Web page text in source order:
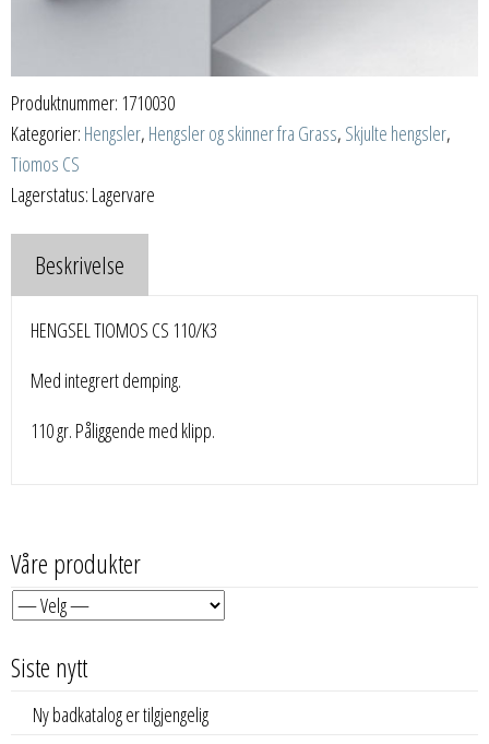
Produktnummer: 1710030
Kategorier: Hengsler, Hengsler og skinner fra Grass, Skjulte hengsler,
Tiomos CS
Lagerstatus: Lagervare
Beskrivelse
HENGSEL TIOMOS CS 110/K3
Med integrert demping.
110 gr. Påliggende med klipp.
Våre produkter
Siste nytt
Ny badkatalog er tilgjengelig